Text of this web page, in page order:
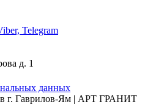
Telegram
д. 1
данных
г. Гаврилов-Ям | АРТ ГРАНИТ